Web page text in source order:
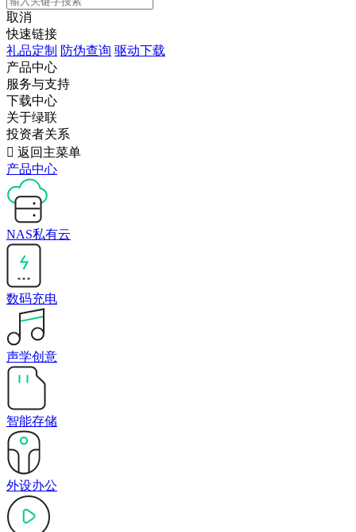
取消
快速链接
礼品定制 防伪查询 驱动下载
产品中心
服务与支持
下载中心
关于绿联
投资者关系
 返回主菜单
产品中心
NAS私有云
数码充电
声学创意
智能存储
外设办公